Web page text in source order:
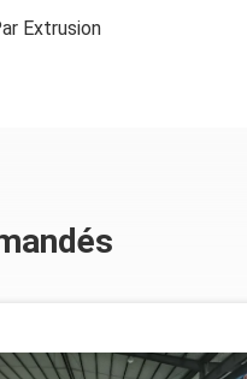
Extrusion